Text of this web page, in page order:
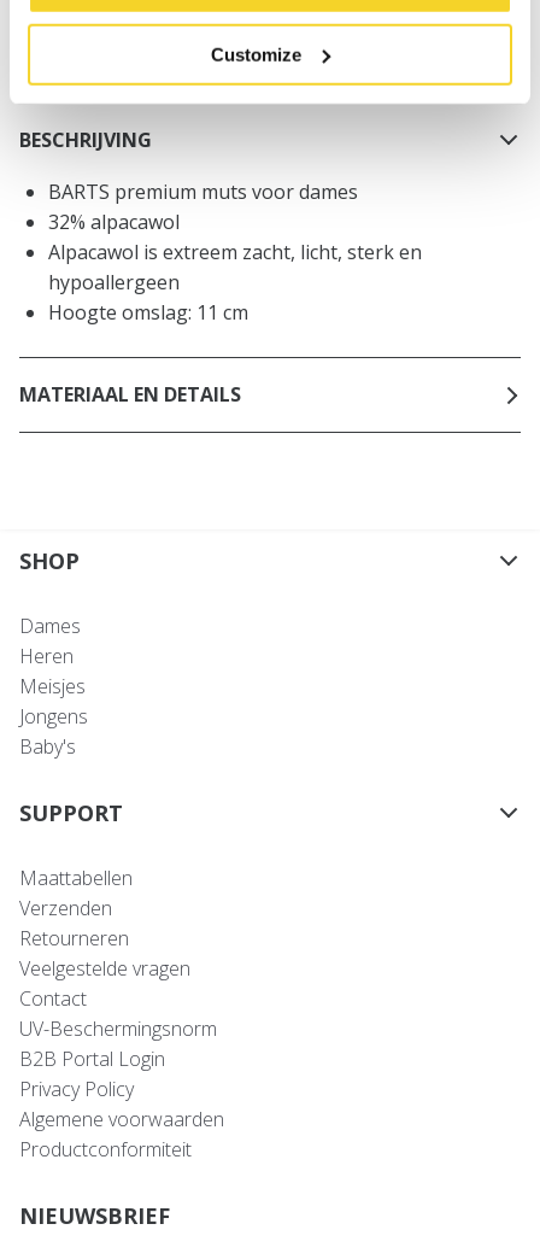
Customize
Binnen 30 dagen retourneren
BESCHRIJVING
BARTS premium muts voor dames
32% alpacawol
Alpacawol is extreem zacht, licht, sterk en
hypoallergeen
Hoogte omslag: 11 cm
MATERIAAL EN DETAILS
SHOP
Dames
Heren
Meisjes
Jongens
Baby's
SUPPORT
Maattabellen
Verzenden
Retourneren
Veelgestelde vragen
Contact
UV-Beschermingsnorm
B2B Portal Login
Privacy Policy
Algemene voorwaarden
Productconformiteit
NIEUWSBRIEF